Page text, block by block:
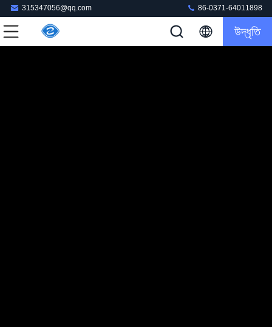
315347056@qq.com 86-0371-64011898
উদ্ধৃতি